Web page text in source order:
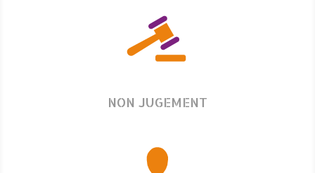
NON JUGEMENT